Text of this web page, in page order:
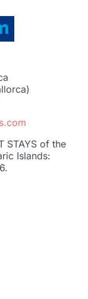
STAYS of the
Islands: